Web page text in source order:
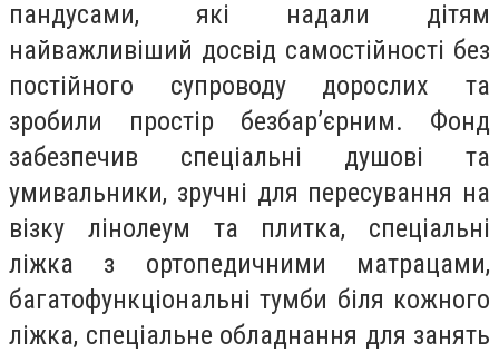
пандусами, які надали дітям
найважливіший досвід самостійності без
постійного супроводу дорослих та
зробили простір безбарʼєрним. Фонд
забезпечив спеціальні душові та
умивальники, зручні для пересування на
візку лінолеум та плитка, спеціальні
ліжка з ортопедичними матрацами,
багатофункціональні тумби біля кожного
ліжка, спеціальне обладнання для занять